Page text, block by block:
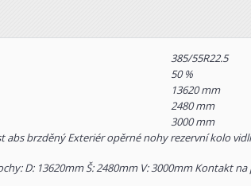
385/55R22.5
50 %
13620 mm
2480 mm
3000 mm
abs brzděný Exteriér opěrné nohy rezervní kolo
D: 13620mm Š: 2480mm V: 3000mm Kontakt na